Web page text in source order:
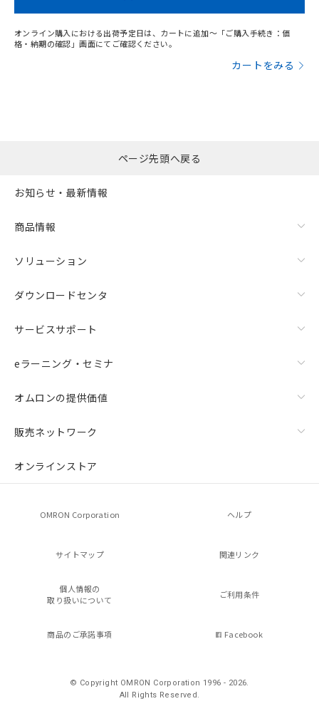
オンライン購入における出荷予定日は、カートに追加～「ご購入手続き：価
格・納期の確認」画面にてご確認ください。
カートをみる
ページ先頭へ戻る
お知らせ・最新情報
商品情報
ソリューション
ダウンロードセンタ
サービスサポート
eラーニング・セミナ
オムロンの提供価値
販売ネットワーク
オンラインストア
OMRON Corporation ヘルプ
サイトマップ 関連リンク
個人情報の
取り扱いについて
ご利用条件
商品のご承諾事項 Facebook
© Copyright OMRON Corporation 1996 - 2026.
All Rights Reserved.